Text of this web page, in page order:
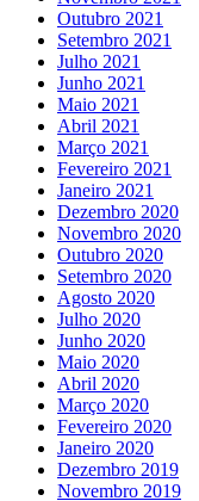
Outubro 2021
Setembro 2021
Julho 2021
Junho 2021
Maio 2021
Abril 2021
Março 2021
Fevereiro 2021
Janeiro 2021
Dezembro 2020
Novembro 2020
Outubro 2020
Setembro 2020
Agosto 2020
Julho 2020
Junho 2020
Maio 2020
Abril 2020
Março 2020
Fevereiro 2020
Janeiro 2020
Dezembro 2019
Novembro 2019